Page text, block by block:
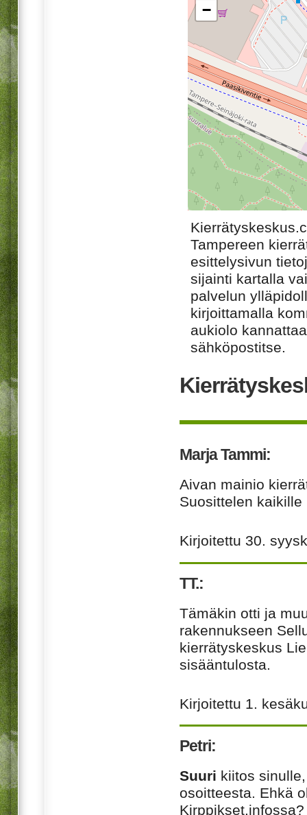
−
Tampereen
esittelysivun
sijainti kartalla
palvelun
kirjoittamalla
aukiolo
sähköpostitse.
Marja Tammi:
Aivan mainio
Suosittelen kaikille
Kirjoitettu 30.
TT.:
Tämäkin otti ja
rakennukseen
kierrätyskeskus
sisääntulosta.
Kirjoitettu 1.
Petri:
Suuri kiitos
osoitteesta. Ehkä
Kirppikset.infossa?